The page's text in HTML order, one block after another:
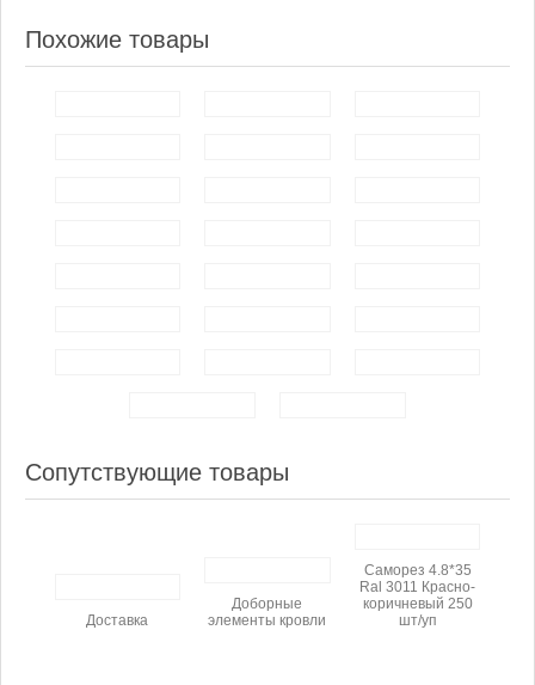
Похожие товары
Сопутствующие товары
Доставка
Доборные
элементы кровли
Саморез 4.8*35
Ral 3011 Красно-
коричневый 250
шт/уп